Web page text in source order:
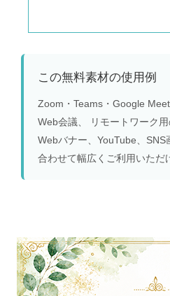
この無料素材の使用例
Zoom・Teams・Google
Web会議、 リモートワーク用
Webバナー、YouTube、SNS
合わせて幅広くご利用いただ